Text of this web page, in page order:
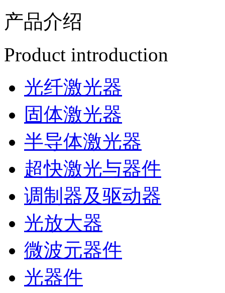
产品介绍
Product introduction
光纤激光器
固体激光器
半导体激光器
超快激光与器件
调制器及驱动器
光放大器
微波元器件
光器件